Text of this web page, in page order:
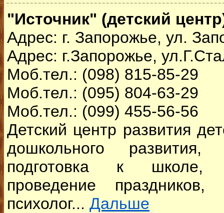
"Источник" (детский
Адрес: г. Запорожье, ул.
Адрес: г.Запорожье,
Моб.тел.: (098) 815-85-29
Моб.тел.: (095) 804-63-29
Моб.тел.: (099) 455-56-56
Детский центр развития
дошкольного развития,
подготовка к школе,
проведение праздников,
психолог... Дальше